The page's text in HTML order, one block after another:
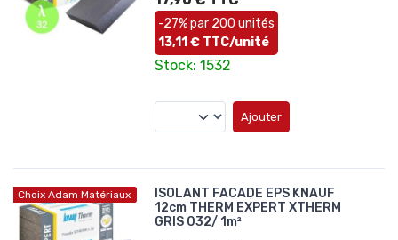
-27% par 200 unités
13,11 € TTC/unité
Stock: 1532
Ajouter
Choix Adam Matériaux
ISOLANT FACADE EPS KNAUF
12cm THERM EXPERT XTHERM
GRIS 032/ 1m²